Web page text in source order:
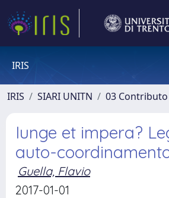
IRIS
IRIS SIARI UNITN 03
Iunge et impera?
auto-
Guella, Flavio
2017-01-01